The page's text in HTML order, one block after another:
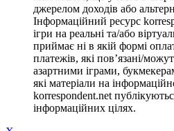
джерелом доходів або
Інформаційний ресурс
ігри на реальні та/або
приймає ні в якій формі
платежів, які пов’язані/
азартними іграми,
які матеріали на
korrespondent.net
інформаційних цілях.